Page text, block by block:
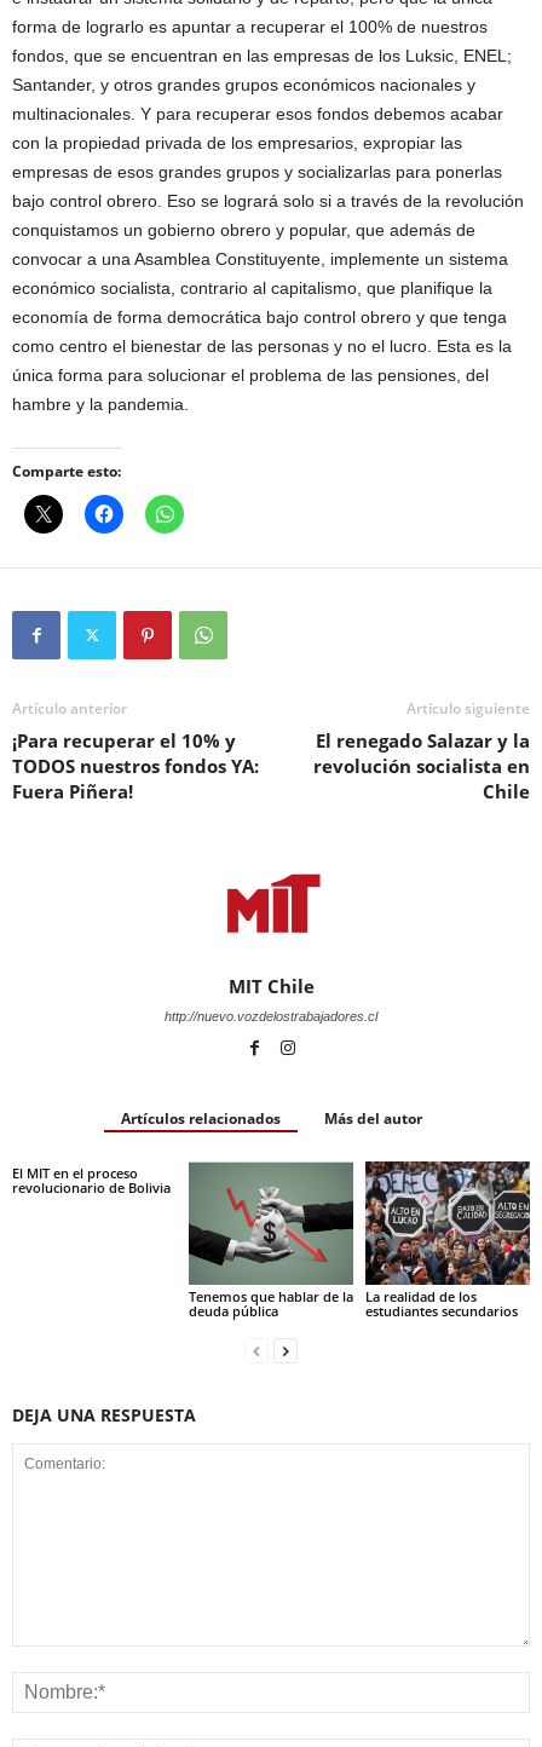
forma de lograrlo es apuntar a recuperar el 100% de nuestros
fondos, que se encuentran en las empresas de los Luksic, ENEL;
Santander, y otros grandes grupos económicos nacionales y
multinacionales. Y para recuperar esos fondos debemos acabar
con la propiedad privada de los empresarios, expropiar las
empresas de esos grandes grupos y socializarlas para ponerlas
bajo control obrero. Eso se logrará solo si a través de la revolución
conquistamos un gobierno obrero y popular, que además de
convocar a una Asamblea Constituyente, implemente un sistema
económico socialista, contrario al capitalismo, que planifique la
economía de forma democrática bajo control obrero y que tenga
como centro el bienestar de las personas y no el lucro. Esta es la
única forma para solucionar el problema de las pensiones, del
hambre y la pandemia.
Comparte esto:
Artículo anterior
¡Para recuperar el 10% y
TODOS nuestros fondos YA:
Fuera Piñera!
Artículo siguiente
El renegado Salazar y la
revolución socialista en
Chile
MIT Chile
http://nuevo.vozdelostrabajadores.cl
Artículos relacionados Más del autor
El MIT en el proceso
revolucionario de Bolivia
Tenemos que hablar de la
deuda pública
La realidad de los
estudiantes secundarios
DEJA UNA RESPUESTA